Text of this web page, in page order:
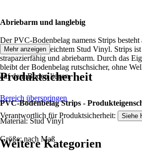
Abriebarm und langlebig
Der PVC-Bodenbelag namens Strips
und sehr pflegeleichtem Stud Vinyl. Strips
strapazierfähig und abriebarm. Durch das
bleibt der Bodenbelag rutschsicher, ohne
auf dem Boden liegen.
PVC-Bodenbelag Strips -
Material: Stud Vinyl
Größe: nach Maß
Mehr anzeigen
Produktsicherheit
Bereich überspringen
Verantwortlich für Produktsicherheit: Siehe
Weitere Kategorien